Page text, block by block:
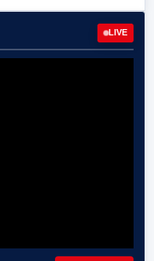
LIVE